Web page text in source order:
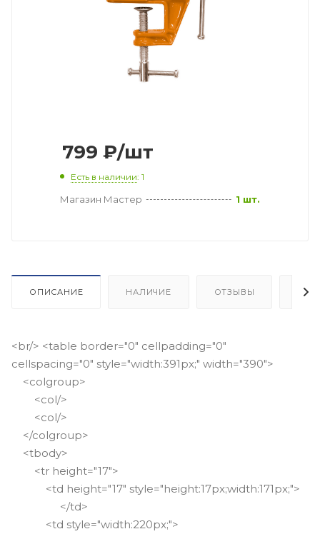
799 ₽/шт
Есть в наличии: 1
Магазин Мастер 1 шт.
ОПИСАНИЕ НАЛИЧИЕ ОТЗЫВЫ
<br/> <table border="0" cellpadding="0"
cellspacing="0" style="width:391px;" width="390">
<colgroup>
<col/>
<col/>
</colgroup>
<tbody>
<tr height="17">
<td height="17" style="height:17px;width:171px;">
</td>
<td style="width:220px;">